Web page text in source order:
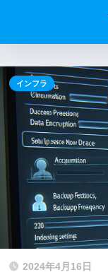
2024年4月16日
インフラ